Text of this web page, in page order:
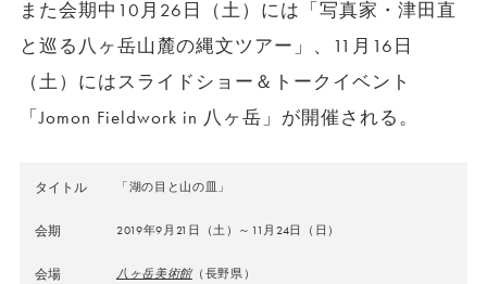
また会期中10月26日（土）には「写真家・津田直
と巡る八ヶ岳山麓の縄文ツアー」、11月16日
（土）にはスライドショー＆トークイベント
「Jomon Fieldwork in 八ヶ岳」が開催される。
タイトル 「湖の目と山の皿」
会期 2019年9月21日（土）～11月24日（日）
会場 八ヶ岳美術館（長野県）